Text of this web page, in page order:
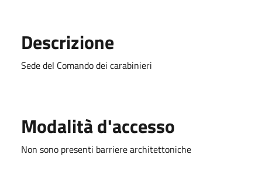
Descrizione
Sede del Comando dei carabinieri
Modalità d'accesso
Non sono presenti barriere architettoniche